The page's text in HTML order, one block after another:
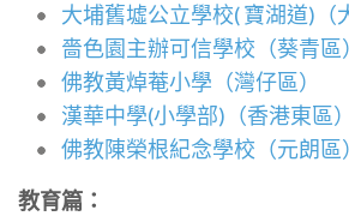
大埔舊墟公立學校( 寶湖道)（
嗇色園主辦可信學校（葵青區）
佛教黃焯菴小學（灣仔區）
漢華中學(小學部)（香港東區）
佛教陳榮根紀念學校（元朗區）
教育篇：